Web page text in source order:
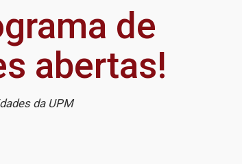
de
abertas!
da UPM